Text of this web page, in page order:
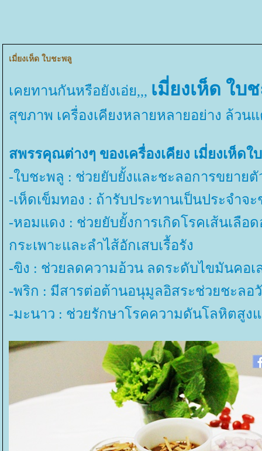
เมี่ยงเห็ด ใบชะพลู
เคยทานกันหรือยังเอ่ย,,, เมี่ยงเห็ด ใบ
สุขภาพ เครื่องเคียงหลายหลายอย่าง ล้ว
สพรรคุณต่างๆ ของเครื่องเคียง เมี่ยงเห็ดใ
-ใบชะพลู : ช่วยยับยั้งและชะลอการขยายตั
-เห็ดเข็มทอง : ถ้ารับประทานเป็นประจำจ
-หอมแดง : ช่วยยับยั้งการเกิดโรคเส้นเลือ
กระเพาะและลำไส้อักเสบเรื้อรัง
-ขิง : ช่วยลดความอ้วน ลดระดับไขมันคอเ
-พริก : มีสารต่อต้านอนุมูลอิสระช่วยชะล
-มะนาว : ช่วยรักษาโรคความดันโลหิตสูง